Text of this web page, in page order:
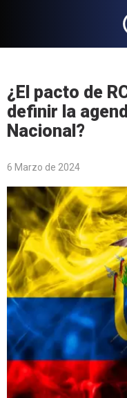
¿El pacto de
definir la
Nacional?
6 Marzo de 2024